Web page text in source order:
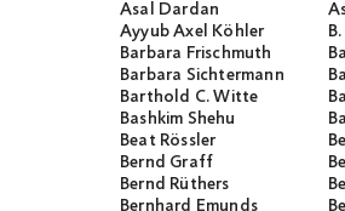
Asal Dardan
Ayyub Axel Köhler
Barbara Frischmuth
Barbara Sichtermann
Barthold C. Witte
Bashkim Shehu
Beat Rössler
Bernd Graff
Bernd Rüthers
Bernhard Emunds